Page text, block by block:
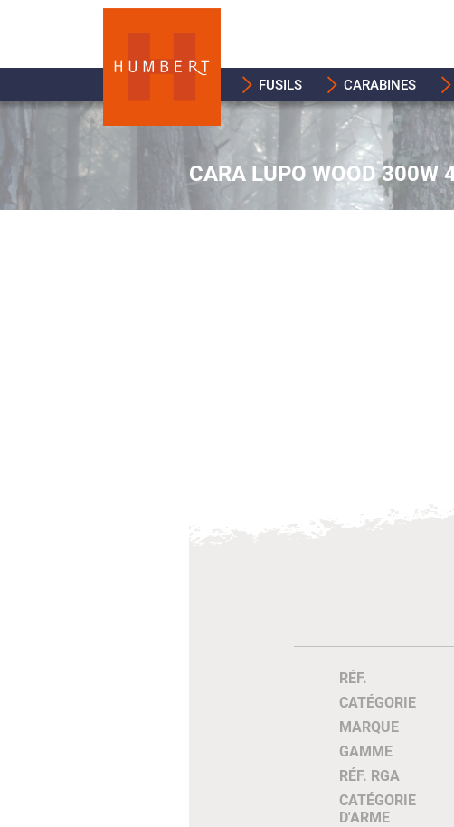
FUSILS CARABINES
CARA LUPO WOOD 300W
RÉF.
CATÉGORIE
MARQUE
GAMME
RÉF. RGA
CATÉGORIE
D'ARME